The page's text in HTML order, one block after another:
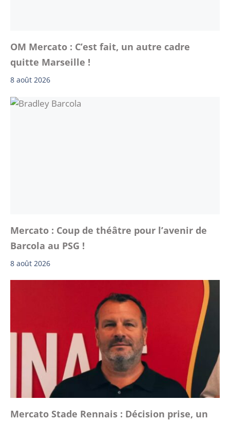
OM Mercato : C’est fait, un autre cadre
quitte Marseille !
8 août 2026
Mercato : Coup de théâtre pour l’avenir de
Barcola au PSG !
8 août 2026
Mercato Stade Rennais : Décision prise, un